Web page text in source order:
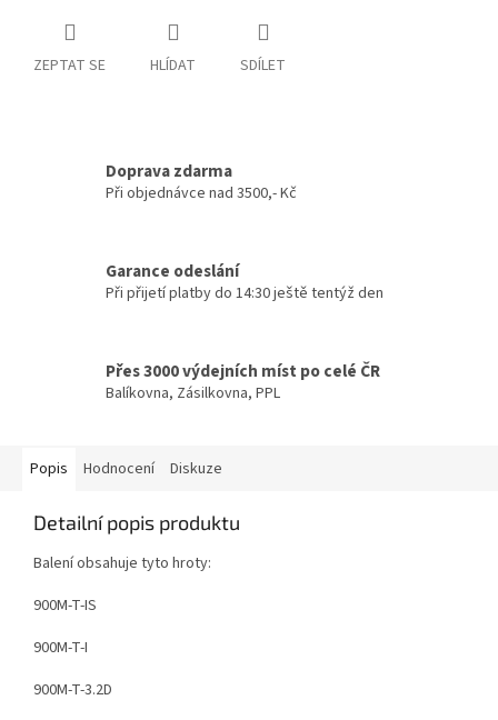
ZEPTAT SE HLÍDAT SDÍLET
Doprava zdarma
Při objednávce nad 3500,- Kč
Garance odeslání
Při přijetí platby do 14:30 ještě tentýž den
Přes 3000 výdejních míst po celé ČR
Balíkovna, Zásilkovna, PPL
Popis Hodnocení Diskuze
Detailní popis produktu
Balení obsahuje tyto hroty:
900M-T-IS
900M-T-I
900M-T-3.2D